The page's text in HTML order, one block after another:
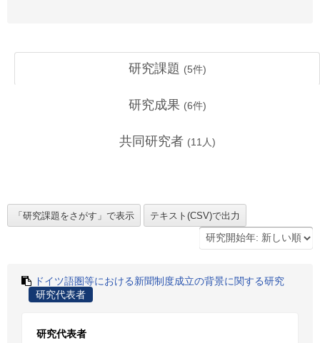
研究課題 (5件)
研究成果 (6件)
共同研究者 (11 人)
ドイツ語圏等における新聞制度成立の背景に関する研究
研究代表者
研究代表者